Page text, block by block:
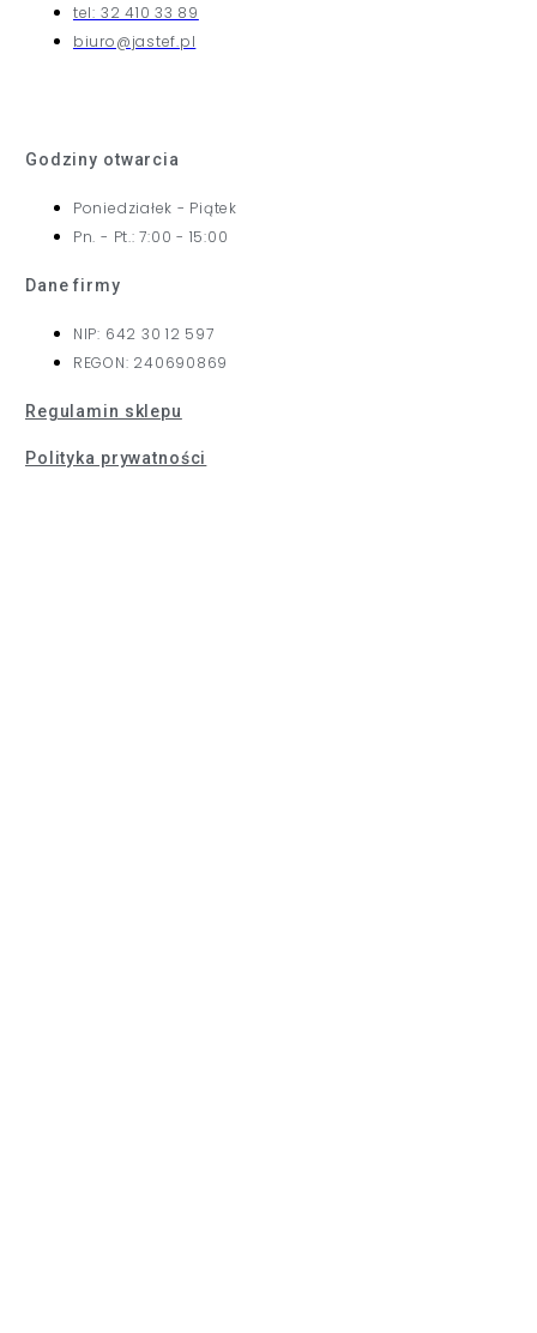
tel: 32 410 33 89
biuro@jastef.pl
Godziny otwarcia
Poniedziałek - Piątek
Pn. - Pt.: 7:00 - 15:00
Dane firmy
NIP: 642 30 12 597
REGON: 240690869
Regulamin sklepu
Polityka prywatności